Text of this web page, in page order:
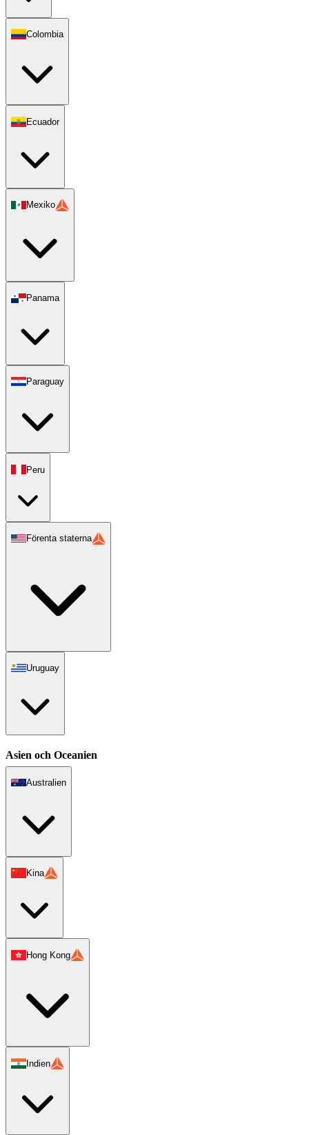
Colombia
Ecuador
Mexiko
Panama
Paraguay
Peru
Förenta staterna
Uruguay
Asien och Oceanien
Australien
Kina
Hong Kong
Indien